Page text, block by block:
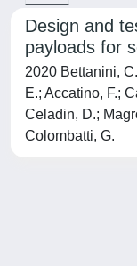
Design and
payloads for
2020 Bettanini,
E.; Accatino, F.;
Celadin, D.;
Colombatti, G.